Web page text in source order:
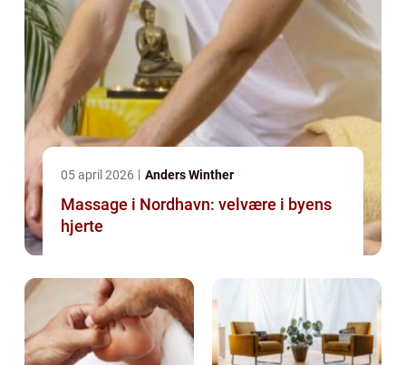
05 april 2026 Anders Winther
Massage i Nordhavn: velvære i byens
hjerte